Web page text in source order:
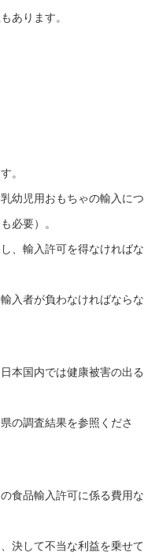
あります。
。
幼児用おもちゃの輸入につ
必要）。
、輸入許可を得なければな
入者が負わなければならな
本国内では健康被害の出る
の調査結果を参照くださ
食品輸入許可に係る費用な
決して不当な利益を乗せて